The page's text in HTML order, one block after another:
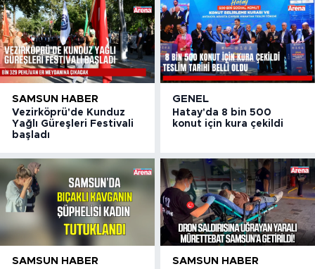
SAMSUN HABER
Vezirköprü'de Kunduz
Yağlı Güreşleri Festivali
başladı
GENEL
Hatay'da 8 bin 500
konut için kura çekildi
SAMSUN HABER SAMSUN HABER